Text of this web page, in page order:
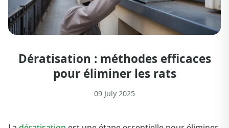
Dératisation : méthodes efficaces
pour éliminer les rats
09 July 2025